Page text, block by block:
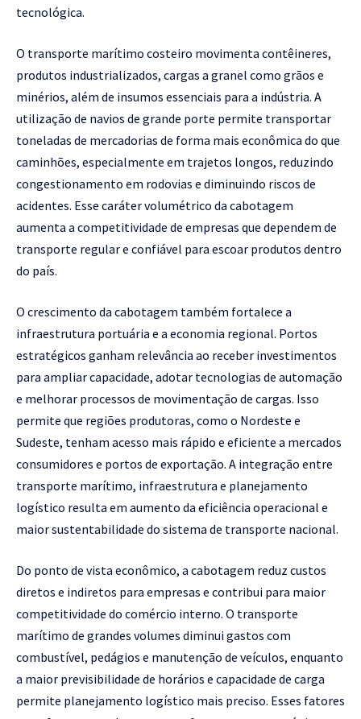
tecnológica.
O transporte marítimo costeiro movimenta contêineres,
produtos industrializados, cargas a granel como grãos e
minérios, além de insumos essenciais para a indústria. A
utilização de navios de grande porte permite transportar
toneladas de mercadorias de forma mais econômica do que
caminhões, especialmente em trajetos longos, reduzindo
congestionamento em rodovias e diminuindo riscos de
acidentes. Esse caráter volumétrico da cabotagem
aumenta a competitividade de empresas que dependem de
transporte regular e confiável para escoar produtos dentro
do país.
O crescimento da cabotagem também fortalece a
infraestrutura portuária e a economia regional. Portos
estratégicos ganham relevância ao receber investimentos
para ampliar capacidade, adotar tecnologias de automação
e melhorar processos de movimentação de cargas. Isso
permite que regiões produtoras, como o Nordeste e
Sudeste, tenham acesso mais rápido e eficiente a mercados
consumidores e portos de exportação. A integração entre
transporte marítimo, infraestrutura e planejamento
logístico resulta em aumento da eficiência operacional e
maior sustentabilidade do sistema de transporte nacional.
Do ponto de vista econômico, a cabotagem reduz custos
diretos e indiretos para empresas e contribui para maior
competitividade do comércio interno. O transporte
marítimo de grandes volumes diminui gastos com
combustível, pedágios e manutenção de veículos, enquanto
a maior previsibilidade de horários e capacidade de carga
permite planejamento logístico mais preciso. Esses fatores